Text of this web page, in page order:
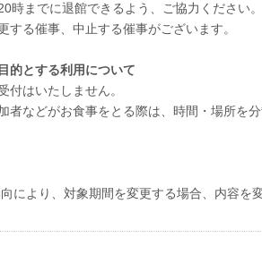
までに退館できるよう、ご協力ください。
る催事、中止する催事がございます。
的とする利用について
はいたしません。
などがお食事をとる際は、時間・場所を
により、対象期間を変更する場合、内容を